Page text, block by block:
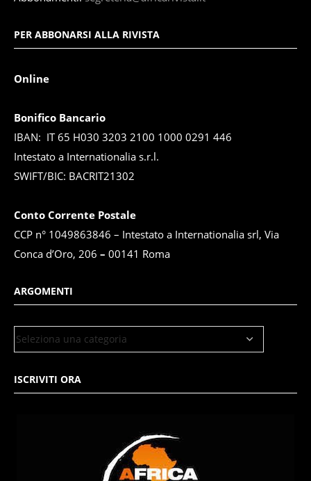
PER ABBONARSI ALLA RIVISTA
Online
Bonifico Bancario
IBAN: IT 65 H030 3203 2100 1000 0291 446
Intestato a Internationalia s.r.l.
SWIFT/BIC: BACRIT21302
Conto Corrente Postale
CCP n° 1049863846 – Intestato a Internationalia srl, Via
Conca d’Oro, 206 – 00141 Roma
ARGOMENTI
ISCRIVITI ORA